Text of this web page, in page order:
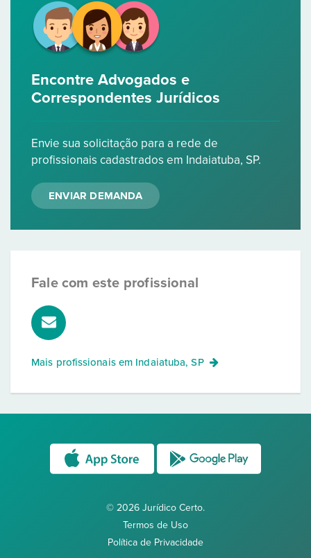
Encontre Advogados e
Correspondentes Jurídicos
Envie sua solicitação para a rede de
profissionais cadastrados em Indaiatuba, SP.
ENVIAR DEMANDA
Fale com este profissional
Mais profissionais em Indaiatuba, SP
© 2026 Jurídico Certo.
Termos de Uso
Política de Privacidade